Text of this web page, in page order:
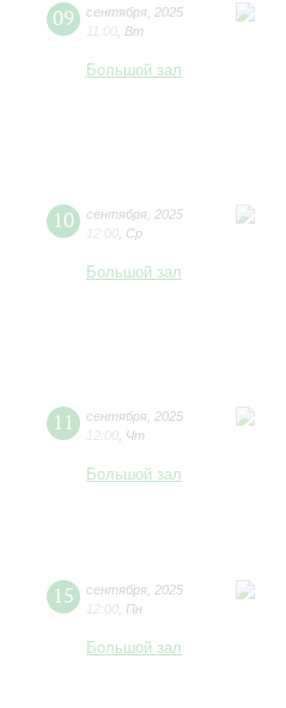
09 сентября 2025
11:00 Вт
Большой зал
10 сентября 2025
12:00 Ср
Большой зал
11 сентября 2025
12:00 Чт
Большой зал
15 сентября 2025
12:00 Пн
Большой зал